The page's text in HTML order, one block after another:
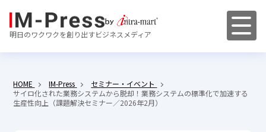
明日のワクワクを創り出すビジネスメディア
HOME IM-Press
セミナー・イベント
サイロ化された業務システムから脱却！業務システムの標準化で加速する
生産性向上（課題解決セミナー／2026年2月）